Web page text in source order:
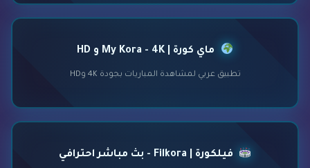
ماي كورة | My Kora - 4K و HD
تطبيق عربي لمشاهدة المباريات بجودة 4K وHD
فيلكورة | Filkora - بث مباشر احترافي